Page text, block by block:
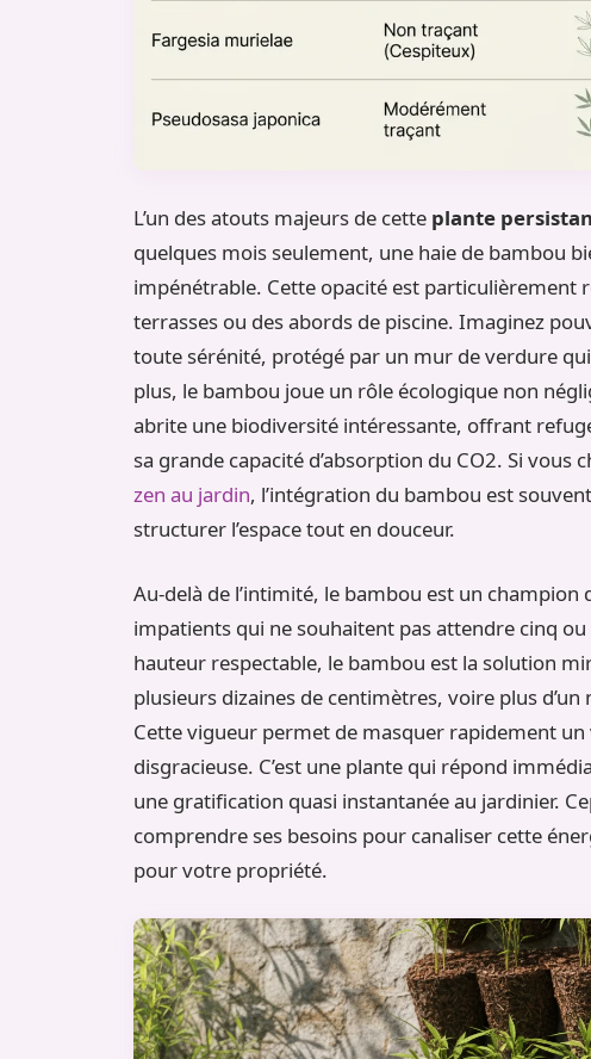
L’un des atouts majeurs de cette plante
quelques mois seulement, une haie de bambou
impénétrable. Cette opacité est particulièrement
terrasses ou des abords de piscine. Imaginez
toute sérénité, protégé par un mur de verdure
plus, le bambou joue un rôle écologique non
abrite une biodiversité intéressante, offrant
sa grande capacité d’absorption du CO2. Si vous
zen au jardin, l’intégration du bambou est
structurer l’espace tout en douceur.
Au-delà de l’intimité, le bambou est un
impatients qui ne souhaitent pas attendre cinq
hauteur respectable, le bambou est la solution
plusieurs dizaines de centimètres, voire plus
Cette vigueur permet de masquer rapidement
disgracieuse. C’est une plante qui répond
une gratification quasi instantanée au jardinier.
comprendre ses besoins pour canaliser cette
pour votre propriété.